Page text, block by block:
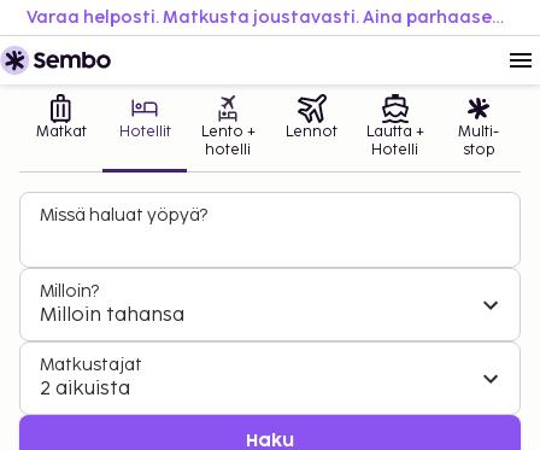
Varaa helposti. Matkusta joustavasti. Aina parhaaseen hintaan.
Matkat Hotellit
Lento +
hotelli
Lennot
Lautta +
Hotelli
Multi-
stop
Missä haluat yöpyä?
Milloin?
Milloin tahansa
Matkustajat
2 aikuista
Haku